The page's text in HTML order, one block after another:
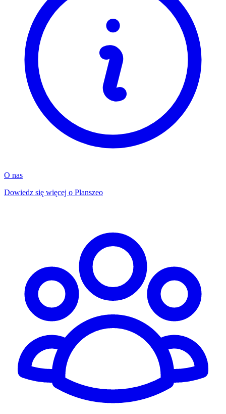
O nas
Dowiedz się więcej o Planszeo